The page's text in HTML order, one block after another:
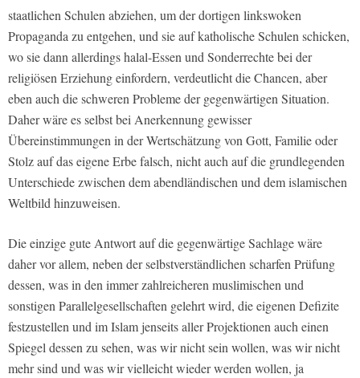
staatlichen Schulen abziehen, um der dortigen linkswoken
Propaganda zu entgehen, und sie auf katholische Schulen schicken,
wo sie dann allerdings halal-Essen und Sonderrechte bei der
religiösen Erziehung einfordern, verdeutlicht die Chancen, aber
eben auch die schweren Probleme der gegenwärtigen Situation.
Daher wäre es selbst bei Anerkennung gewisser
Übereinstimmungen in der Wertschätzung von Gott, Familie oder
Stolz auf das eigene Erbe falsch, nicht auch auf die grundlegenden
Unterschiede zwischen dem abendländischen und dem islamischen
Weltbild hinzuweisen.
Die einzige gute Antwort auf die gegenwärtige Sachlage wäre
daher vor allem, neben der selbstverständlichen scharfen Prüfung
dessen, was in den immer zahlreicheren muslimischen und
sonstigen Parallelgesellschaften gelehrt wird, die eigenen Defizite
festzustellen und im Islam jenseits aller Projektionen auch einen
Spiegel dessen zu sehen, was wir nicht sein wollen, was wir nicht
mehr sind und was wir vielleicht wieder werden wollen, ja